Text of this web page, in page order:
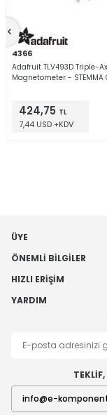
4366
Adafruit TLV493D Triple-
Magnetometer - STEMMA
424,75 TL
7,44 USD +KDV
ÜYE
ÖNEMLI BILGILER
HIZLI ERIŞIM
YARDIM